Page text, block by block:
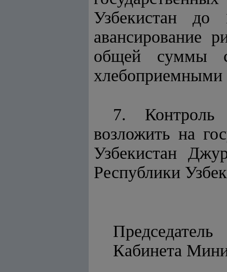
Узбекистан до
авансирование
общей суммы
хлебоприемными
7. Контроль
возложить на
Узбекистан
Республики
Председатель